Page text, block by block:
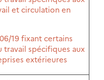
et circulation en
19 fixant certains
spécifiques aux
extérieures